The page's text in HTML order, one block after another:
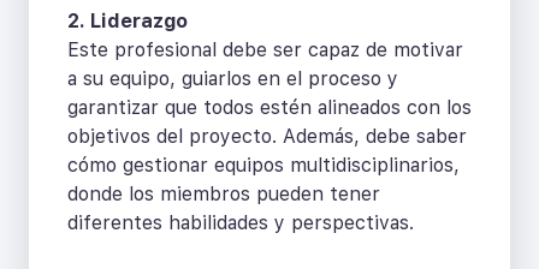
2. Liderazgo
Este profesional debe ser capaz de motivar
a su equipo, guiarlos en el proceso y
garantizar que todos estén alineados con los
objetivos del proyecto. Además, debe saber
cómo gestionar equipos multidisciplinarios,
donde los miembros pueden tener
diferentes habilidades y perspectivas.